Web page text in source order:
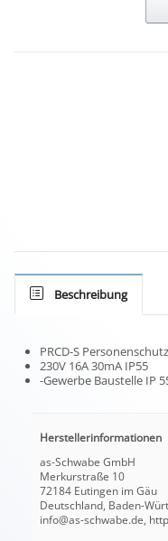
Beschreibung
PRCD-S
230V 16A 30mA IP55
-Gewerbe Baustelle IP
Herstellerinformationen
as-Schwabe GmbH
Merkurstraße 10
72184 Eutingen im Gäu
Deutschland, Baden-
info@as-schwabe.de,